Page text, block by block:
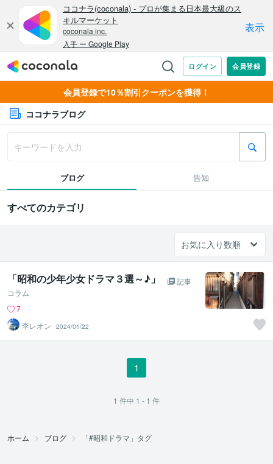
会員登録で10％割引クーポンを獲得！
ココナラブログ
ブログ 告知
すべてのカテゴリ
「昭和の少年少女ドラマ３選～♪」
記事
コラム
7
李レオン
2024/01/22
1
1 件中 1 - 1 件
ホーム ブログ 「#昭和ドラマ」タグ